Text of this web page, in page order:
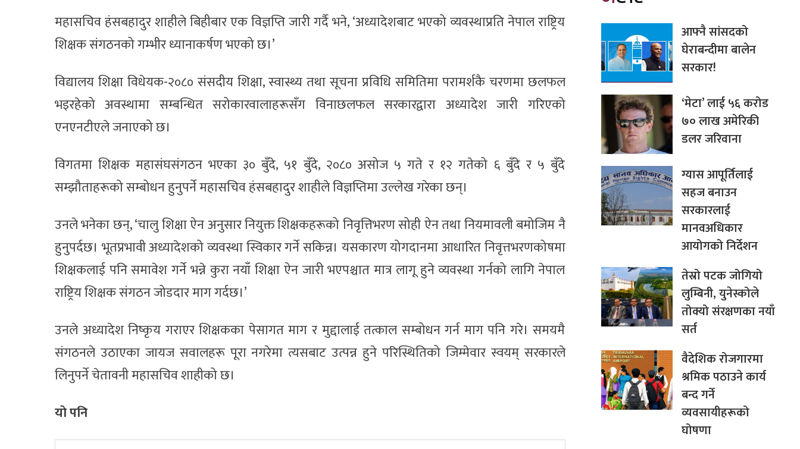
महासचिव हंसबहादुर शाहीले बिहीबार एक विज्ञप्ति जारी गर्दै भने, ‘अध्यादेशबाट भएको व्यवस्थाप्रति नेपाल राष्ट्रिय
शिक्षक संगठनको गम्भीर ध्यानाकर्षण भएको छ।’
विद्यालय शिक्षा विधेयक-२०८० संसदीय शिक्षा, स्वास्थ्य तथा सूचना प्रविधि समितिमा परामर्शकै चरणमा छलफल
भइरहेको अवस्थामा सम्बन्धित सरोकारवालाहरूसँग विनाछलफल सरकारद्वारा अध्यादेश जारी गरिएको
एनएनटीएले जनाएको छ।
विगतमा शिक्षक महासंघसंगठन भएका ३० बुँदे, ५१ बुँदे, २०८० असोज ५ गते र १२ गतेको ६ बुँदे र ५ बुँदे
सम्झौताहरूको सम्बोधन हुनुपर्ने महासचिव हंसबहादुर शाहीले विज्ञप्तिमा उल्लेख गरेका छन्।
उनले भनेका छन्, ‘चालु शिक्षा ऐन अनुसार नियुक्त शिक्षकहरूको निवृत्तिभरण सोही ऐन तथा नियमावली बमोजिम नै
हुनुपर्दछ। भूतप्रभावी अध्यादेशको व्यवस्था स्विकार गर्ने सकिन्न। यसकारण योगदानमा आधारित निवृत्तभरणकोषमा
शिक्षकलाई पनि समावेश गर्ने भन्ने कुरा नयाँ शिक्षा ऐन जारी भएपश्चात मात्र लागू हुने व्यवस्था गर्नको लागि नेपाल
राष्ट्रिय शिक्षक संगठन जोडदार माग गर्दछ।’
उनले अध्यादेश निष्कृय गराएर शिक्षकका पेसागत माग र मुद्दालाई तत्काल सम्बोधन गर्न माग पनि गरे। समयमै
संगठनले उठाएका जायज सवालहरू पूरा नगरेमा त्यसबाट उत्पन्न हुने परिस्थितिको जिम्मेवार स्वयम् सरकारले
लिनुपर्ने चेतावनी महासचिव शाहीको छ।
याे पनि
आफ्नै सांसदको
घेराबन्दीमा बालेन
सरकार!
‘मेटा’ लाई ५६ करोड
७० लाख अमेरिकी
डलर जरिवाना
ग्यास आपूर्तिलाई
सहज बनाउन
सरकारलाई
मानवअधिकार
आयोगको निर्देशन
तेस्रो पटक जोगियो
लुम्बिनी, युनेस्कोले
तोक्यो संरक्षणका नयाँ
सर्त
वैदेशिक रोजगारमा
श्रमिक पठाउने कार्य
बन्द गर्ने
व्यवसायीहरूको
घोषणा